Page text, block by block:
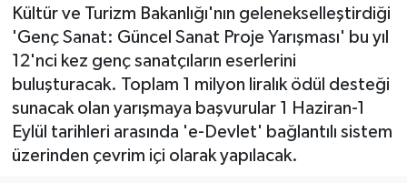
Kültür ve Turizm Bakanlığı'nın gelenekselleştirdiği
'Genç Sanat: Güncel Sanat Proje Yarışması' bu yıl
12'nci kez genç sanatçıların eserlerini
buluşturacak. Toplam 1 milyon liralık ödül desteği
sunacak olan yarışmaya başvurular 1 Haziran-1
Eylül tarihleri arasında 'e-Devlet' bağlantılı sistem
üzerinden çevrim içi olarak yapılacak.
Kültür Sanat
Türk Dünyası
Polatlı
Son Dakika Haberleri
Haber Arşivi